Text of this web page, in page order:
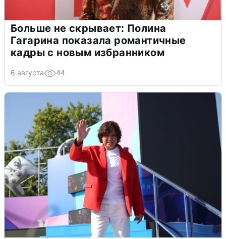
Больше не скрывает: Полина
Гагарина показала романтичные
кадры с новым избранником
6 августа 44